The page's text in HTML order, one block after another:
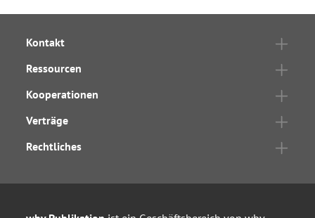
Kontakt
Ressourcen
Kooperationen
Verträge
Rechtliches